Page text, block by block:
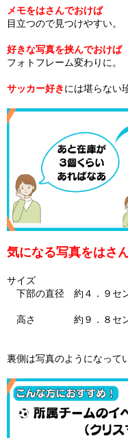
メモをはさんでおけば
目立つので見つけやすい。
好きな写真を挟んでおけば
フォトフレーム変わりに。
サッカー好きには堪らない
気になる写真をはさ
サイズ
下部の直径 約４．９セ
高さ 約９．８セ
裏側は写真のようになって